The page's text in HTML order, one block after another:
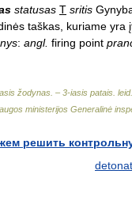
statusas T sritis
taškas, kuriame yra
: angl. firing point
žodynas. – 3-iasis patais.
ministerijos Generalinė
решить